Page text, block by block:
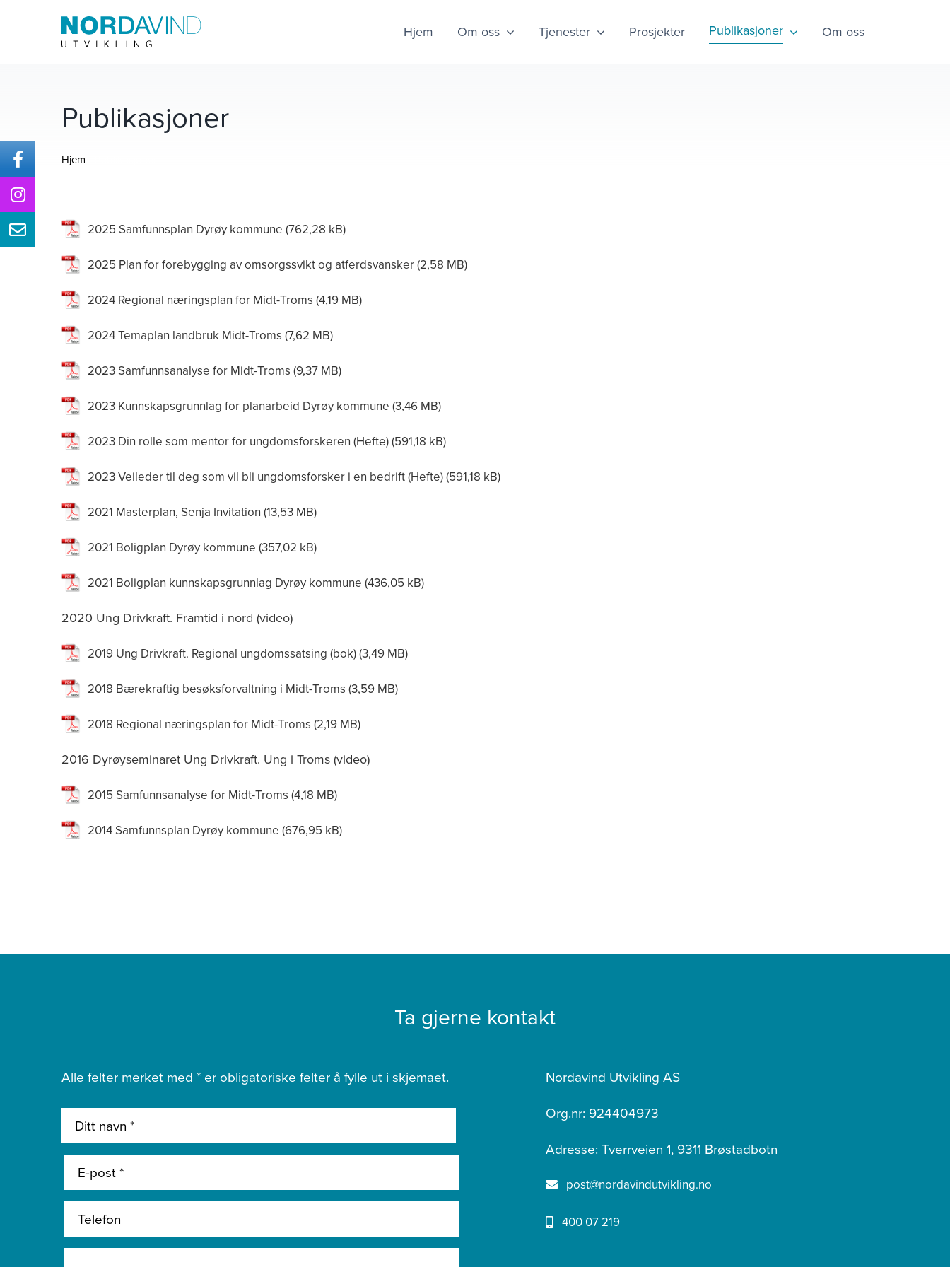
Hjem Om oss Tjenester Prosjekter Publikasjoner Om oss
Publikasjoner
Hjem
2025 Samfunnsplan Dyrøy kommune
2025 Plan for forebygging av omsorgssvikt og atferdsvansker
2024 Regional næringsplan for Midt-Troms
2024 Temaplan landbruk Midt-Troms
2023 Samfunnsanalyse for Midt-Troms
2023 Kunnskapsgrunnlag for planarbeid Dyrøy kommune
2023 Din rolle som mentor for ungdomsforskeren (Hefte)
2023 Veileder til deg som vil bli ungdomsforsker i en bedrift (Hefte)
2021 Masterplan, Senja Invitation
2021 Boligplan Dyrøy kommune
2021 Boligplan kunnskapsgrunnlag Dyrøy kommune
2020 Ung Drivkraft. Framtid i nord (video)
2019 Ung Drivkraft. Regional ungdomssatsing (bok)
2018 Bærekraftig besøksforvaltning i Midt-Troms
2018 Regional næringsplan for Midt-Troms
2016 Dyrøyseminaret Ung Drivkraft. Ung i Troms (video)
2015 Samfunnsanalyse for Midt-Troms
2014 Samfunnsplan Dyrøy kommune
Ta gjerne kontakt
Alle felter merket med * er obligatoriske felter å fylle ut i skjemaet.
Nordavind Utvikling AS
Org.nr: 924404973
Adresse: Tverrveien 1, 9311 Brøstadbotn
post@nordavindutvikling.no
400 07 219